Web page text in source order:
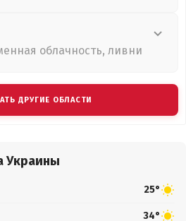
облачность, ливни
ДРУГИЕ ОБЛАСТИ
Украины
25°
34°